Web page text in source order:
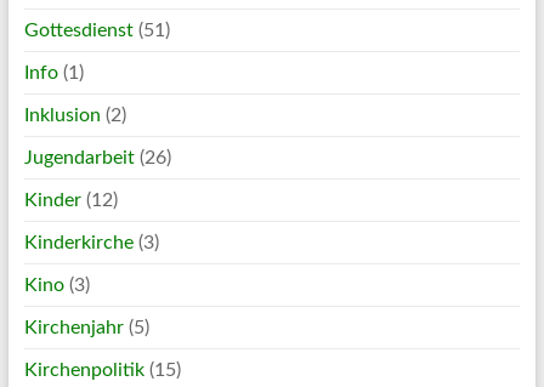
Gottesdienst(51)
Info(1)
Inklusion (2)
Jugendarbeit(26)
Kinder(12)
Kinderkirche(3)
Kino(3)
Kirchenjahr(5)
Kirchenpolitik(15)